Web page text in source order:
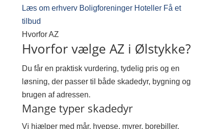
Læs om erhverv Boligforeninger Hoteller Få et
tilbud
Hvorfor AZ
Hvorfor vælge AZ i Ølstykke?
Du får en praktisk vurdering, tydelig pris og en
løsning, der passer til både skadedyr, bygning og
brugen af adressen.
Mange typer skadedyr
Vi hjælper med mår, hvepse, myrer, borebiller,